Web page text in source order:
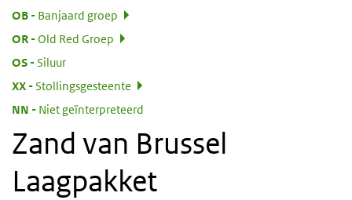
OB:
Banjaard groep
OR:
Old Red Groep
OS:
Siluur
XX:
Stollingsgesteente
NN
Niet geïnterpreteerd
Zand van Brussel
Laagpakket